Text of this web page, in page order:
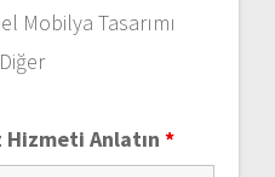
Mobilya Tasarımı
Diğer
Anlatın *